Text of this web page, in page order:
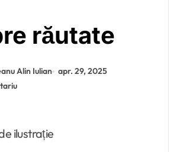
răutate
Alin Iulian apr. 29, 2025
ilustrație